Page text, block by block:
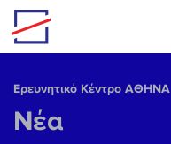
Skip to main content
Ερευνητικό Κέντρο ΑΘΗΝΑ
Νέα